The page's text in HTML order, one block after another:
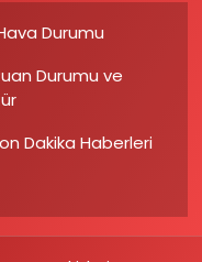
Durumu
Durumu ve
Dakika Haberleri